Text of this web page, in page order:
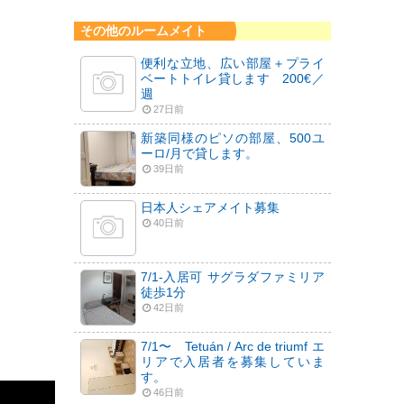
その他のルームメイト
便利な立地、広い部屋＋プライ
ベートトイレ貸します 200€／
週
27日前
新築同様のピソの部屋、500ユ
ーロ/月で貸します。
39日前
日本人シェアメイト募集
40日前
7/1-入居可 サグラダファミリア
徒歩1分
42日前
7/1〜 Tetuán / Arc de triumf エ
リアで入居者を募集していま
す。
46日前